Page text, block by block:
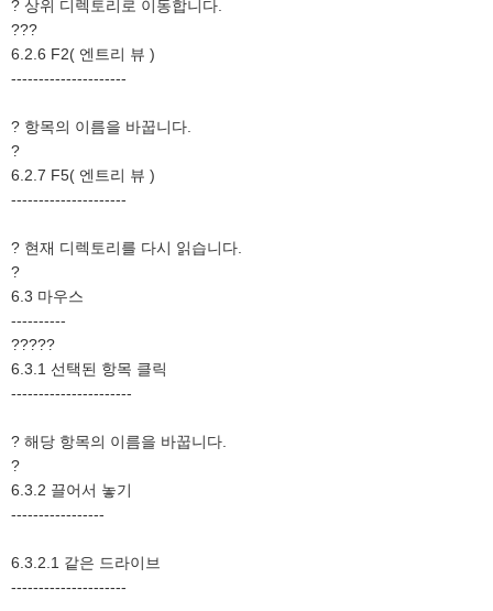
? 상위 디렉토리로 이동합니다.
???
6.2.6 F2( 엔트리 뷰 )
---------------------
? 항목의 이름을 바꿉니다.
?
6.2.7 F5( 엔트리 뷰 )
---------------------
? 현재 디렉토리를 다시 읽습니다.
?
6.3 마우스
----------
?????
6.3.1 선택된 항목 클릭
----------------------
? 해당 항목의 이름을 바꿉니다.
?
6.3.2 끌어서 놓기
-----------------
6.3.2.1 같은 드라이브
---------------------